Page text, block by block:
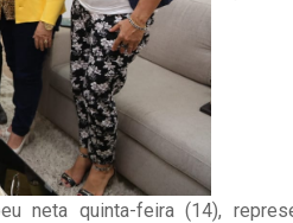
neta quinta-feira (14),